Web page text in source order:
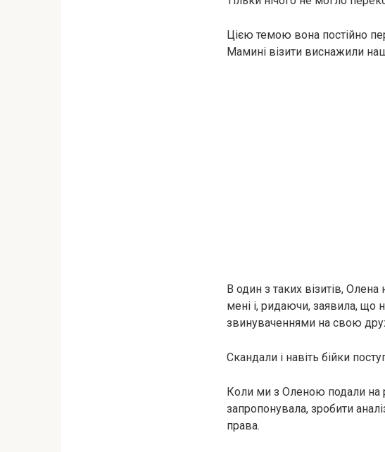
Цією темою вона постійно
Мамині візити виснажили
В один з таких візитів,
мені і, ридаючи, заявила, що
звинуваченнями на свою
Скaндали і навіть бiйки
Коли ми з Оленою подали на
запропонувала, зробити
права.